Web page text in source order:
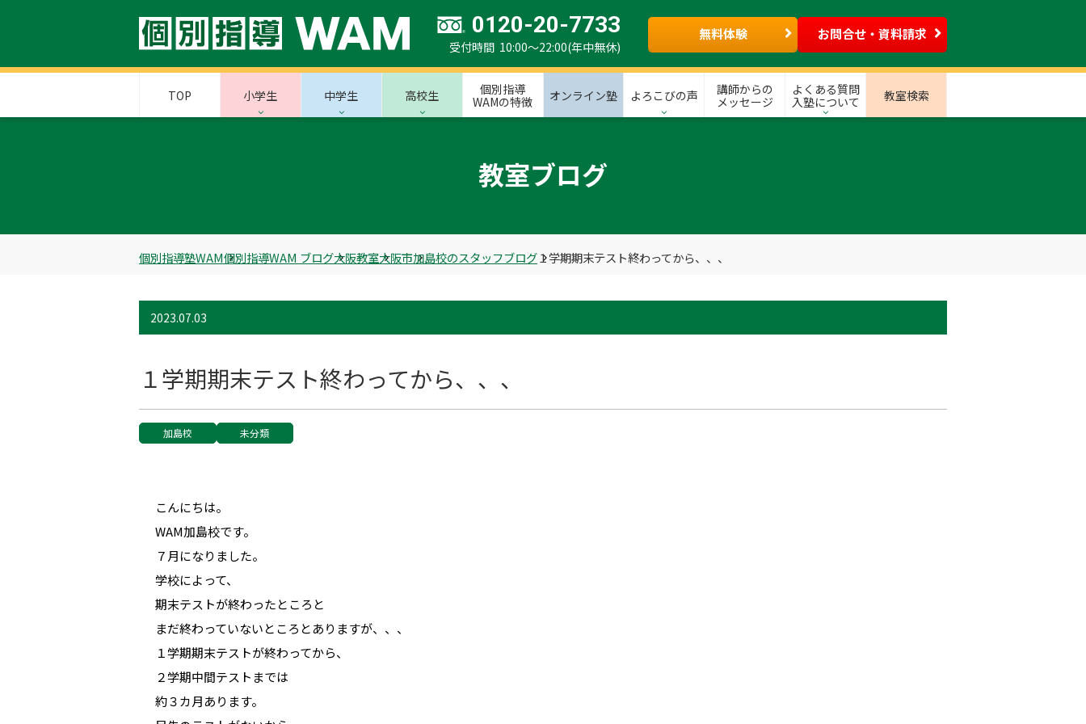
0120-20-7733
受付時間 10:00～22:00(年中無休)
無料体験 お問合せ・資料請求
TOP 小学生 中学生 高校生
個別指導
WAMの特徴
オンライン塾 よろこびの声
講師からの
メッセージ
よくある質問
入塾について
教室検索
教室ブログ
個別指導塾WAM個別指導WAM ブログ大阪教室大阪市加島校のスタッフブログ１学期期末テスト終わってから、、、
2023.07.03
１学期期末テスト終わってから、、、
加島校 未分類
こんにちは。
WAM加島校です。
７月になりました。
学校によって、
期末テストが終わったところと
まだ終わっていないところとありますが、、、
１学期期末テストが終わってから、
２学期中間テストまでは
約３カ月あります。